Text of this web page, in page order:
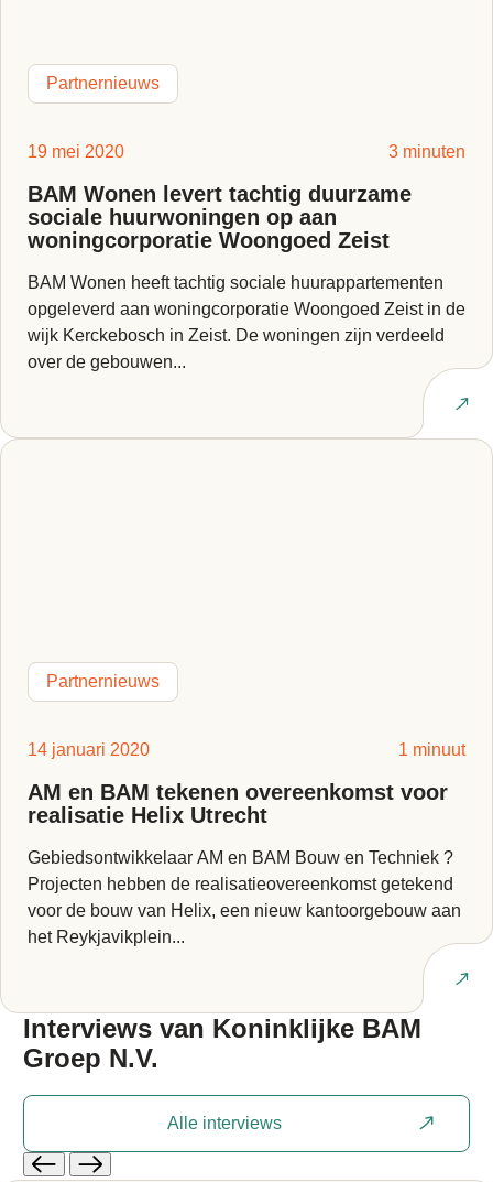
Partnernieuws
19 mei 2020 3 minuten
BAM Wonen levert tachtig duurzame
sociale huurwoningen op aan
woningcorporatie Woongoed Zeist
BAM Wonen heeft tachtig sociale huurappartementen
opgeleverd aan woningcorporatie Woongoed Zeist in de
wijk Kerckebosch in Zeist. De woningen zijn verdeeld
over de gebouwen...
Lees artikel
Partnernieuws
14 januari 2020 1 minuut
AM en BAM tekenen overeenkomst voor
realisatie Helix Utrecht
Gebiedsontwikkelaar AM en BAM Bouw en Techniek ?
Projecten hebben de realisatieovereenkomst getekend
voor de bouw van Helix, een nieuw kantoorgebouw aan
het Reykjavikplein...
Lees artikel
Interviews van Koninklijke BAM
Groep N.V.
Alle interviews